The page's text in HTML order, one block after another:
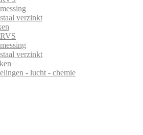
messing
staal verzinkt
RVS
messing
staal verzinkt
- lucht - chemie